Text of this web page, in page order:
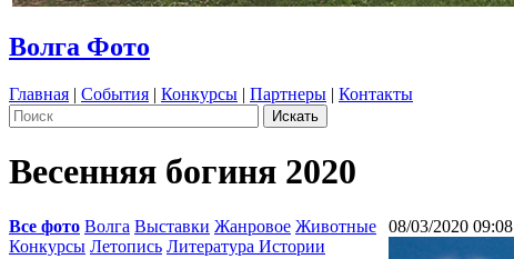
Волга Фото
Главная | События | Конкурсы | Партнеры | Контакты
Весенняя богиня 2020
Все фото Волга Выставки Жанровое Животные
Конкурсы Летопись Литература Истории
08/03/2020 09:08